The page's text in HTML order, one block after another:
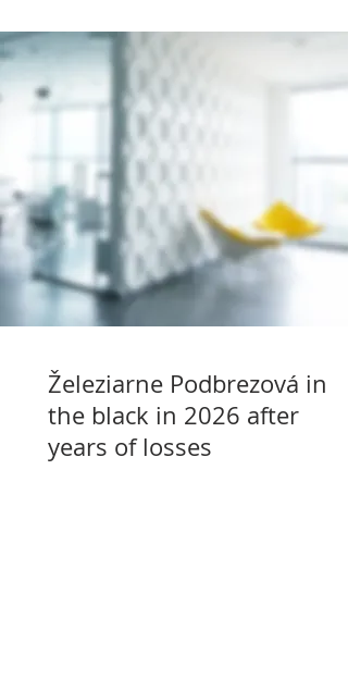
Železiarne Podbrezová in
the black in 2026 after
years of losses